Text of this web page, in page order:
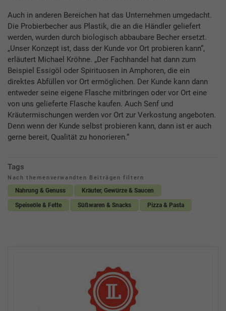
Auch in anderen Bereichen hat das Unternehmen umgedacht.
Die Probierbecher aus Plastik, die an die Händler geliefert
werden, wurden durch biologisch abbaubare Becher ersetzt.
„Unser Konzept ist, dass der Kunde vor Ort probieren kann“,
erläutert Michael Kröhne. „Der Fachhandel hat dann zum
Beispiel Essigöl oder Spirituosen in Amphoren, die ein
direktes Abfüllen vor Ort ermöglichen. Der Kunde kann dann
entweder seine eigene Flasche mitbringen oder vor Ort eine
von uns gelieferte Flasche kaufen. Auch Senf und
Kräutermischungen werden vor Ort zur Verkostung angeboten.
Denn wenn der Kunde selbst probieren kann, dann ist er auch
gerne bereit, Qualität zu honorieren.“
Tags
Nach themenverwandten Beiträgen filtern
Nahrung & Genuss Kräuter, Gewürze & Saucen
Speiseöle & Fette Süßwaren & Snacks Pizza & Pasta